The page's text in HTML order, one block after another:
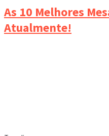
As 10 Melhores
Atualmente!